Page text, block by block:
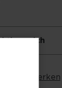
mich
Merken